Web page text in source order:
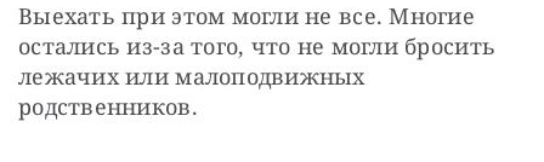
Выехать при этом могли не все. Многие
остались из-за того, что не могли бросить
лежачих или малоподвижных
родственников.